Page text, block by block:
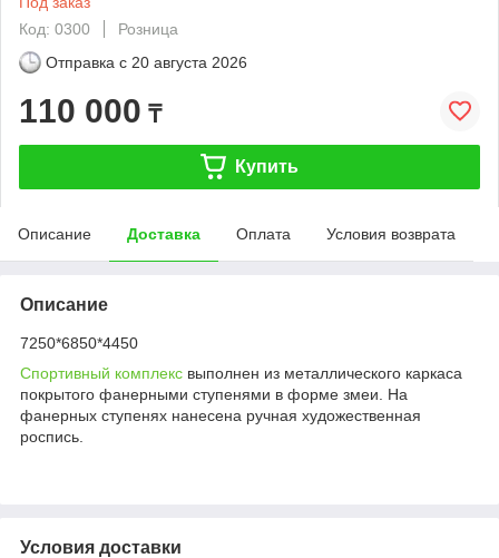
Код: 0300
Розница
Отправка с 20 августа 2026
110 000 ₸
Купить
Описание Доставка Оплата Условия возврата
Описание
7250*6850*4450
Спортивный комплекс выполнен из металлического каркаса
покрытого фанерными ступенями в форме змеи. На
фанерных ступенях нанесена ручная художественная
роспись.
Условия доставки